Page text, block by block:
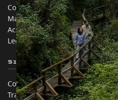
Contáctanos
Mapa del sitio
Acerca de
Legal y Políticas
Sitios de Socios
Comercio e Inversión BC
Trabaja en BC